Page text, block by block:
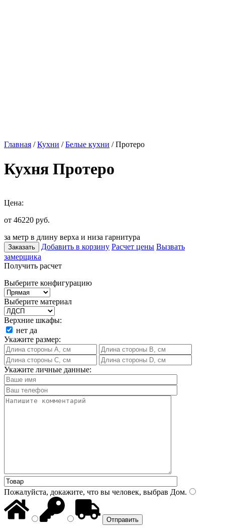
Главная /Кухни /Белые кухни / Протеро
Кухня Протеро
Цена:
от 46220 руб.
за метр в длину верха и низа гарнитура
Заказать Добавить в корзину Расчет цены Вызвать
замерщика
Получить расчет
Выберите конфигурацию
Выберите материал
Верхние шкафы:
нет да
Укажите размер:
Укажите личные данные:
Пожалуйста, докажите, что вы человек, выбрав Дом.